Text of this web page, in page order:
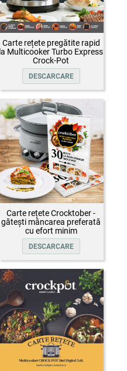
Carte rețete pregătite rapid
la Multicooker Turbo Express
Crock-Pot
DESCARCARE
Carte rețete Crocktober -
gătești mâncarea preferată
cu efort minim
DESCARCARE